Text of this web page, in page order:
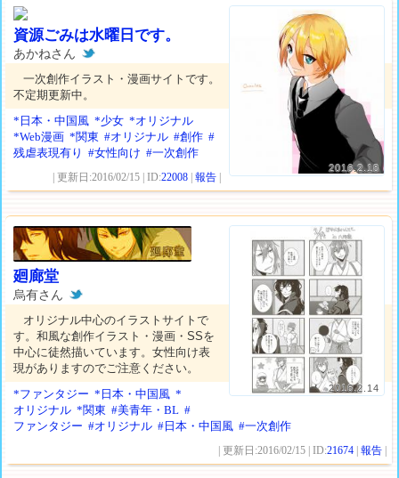
2016.2.18
資源ごみは水曜日です。
あかねさん
一次創作イラスト・漫画サイトです。
不定期更新中。
*日本・中国風 *少女 *オリジナル
*Web漫画 *関東 #オリジナル #創作 #
残虐表現有り
#女性向け #一次創作
| 更新日:2016/02/15 | ID:22008 |報告
2016.2.14
廻廊堂
烏有さん
オリジナル中心のイラストサイトで
す。和風な創作イラスト・漫画・SSを
中心に徒然描いています。女性向け表
現がありますのでご注意ください。
*ファンタジー *日本・中国風 *
オリジナル *関東 #美青年・BL #
ファンタジー #オリジナル #日本・中国風 #一次創作
| 更新日:2016/02/15 | ID:21674 |報告